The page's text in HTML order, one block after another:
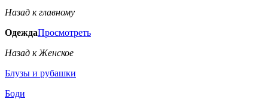
Назад к главному
ОдеждаПросмотреть
Назад к Женское
Блузы и рубашки
Боди